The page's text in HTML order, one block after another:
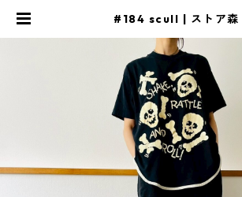
#184 scull | ストア森